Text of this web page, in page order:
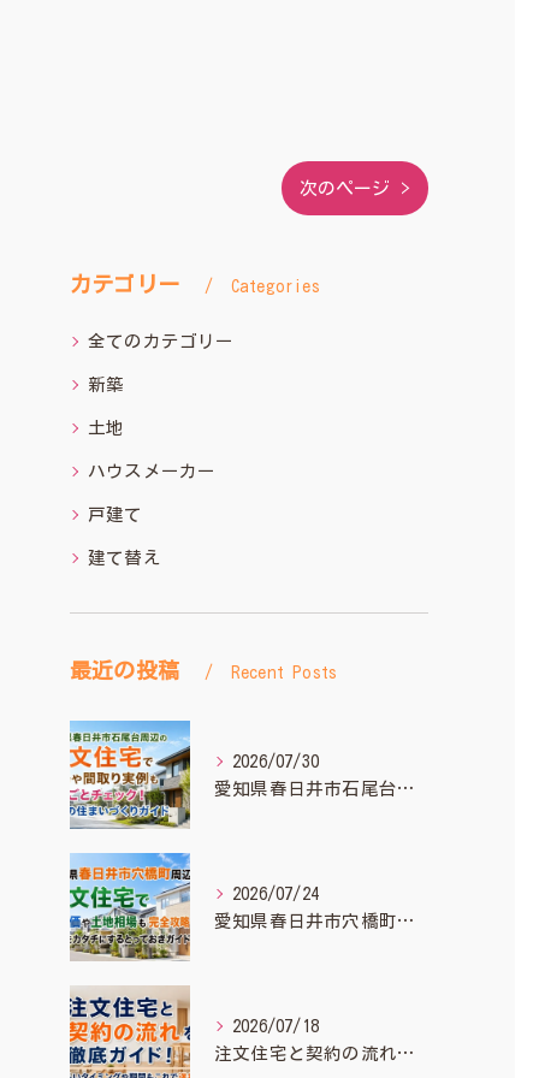
次のページ >
カテゴリー Categories
全てのカテゴリー
新築
土地
ハウスメーカー
戸建て
建て替え
最近の投稿 Recent Posts
2026/07/30
愛知県春日井市石尾台周辺の注文住宅で相場や間取り実例もまるごとチェック！理想の住まいづくりガイド
2026/07/24
愛知県春日井市穴橋町周辺の注文住宅で坪単価や土地相場も完全攻略！理想をカタチにするとっておきガイド
2026/07/18
注文住宅と契約の流れを徹底ガイド！支払いタイミングや期間もこれで迷わない